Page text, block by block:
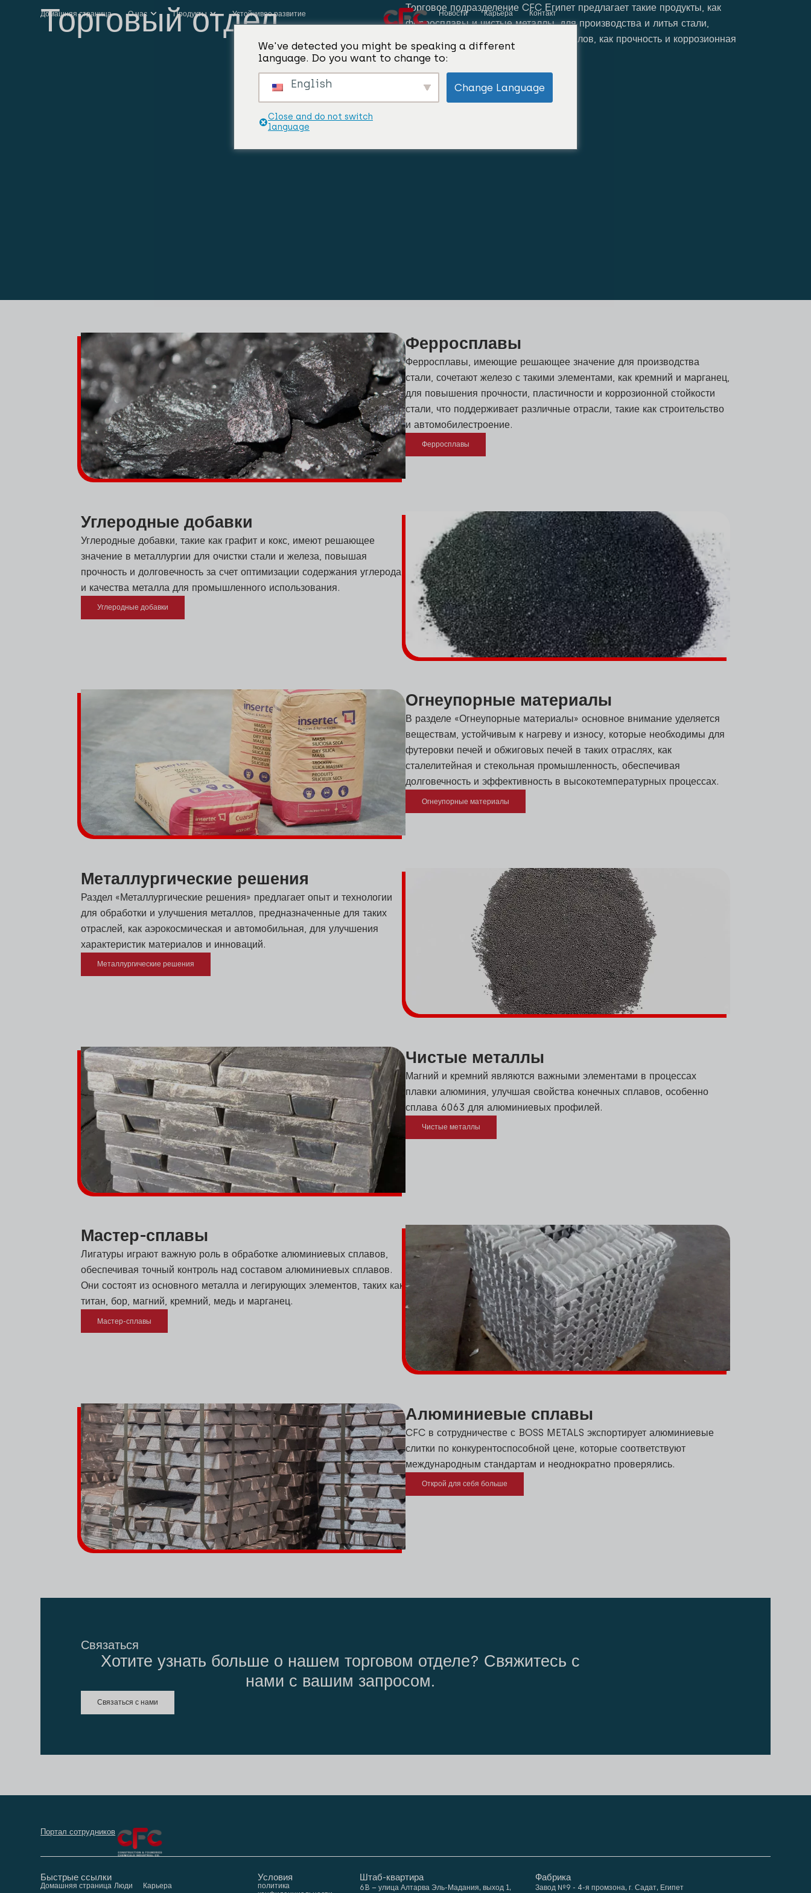
Домашняя страница О нас Продукты Устойчивое развитие Новости Карьера Контакт
Торговый отдел
Торговое подразделение CFC Египет предлагает такие продукты, как
ферросплавы и чистые металлы, для производства и литья стали,
улучшающие такие свойства материалов, как прочность и коррозионная
стойкость.
Ферросплавы
Ферросплавы, имеющие решающее значение для производства
стали, сочетают железо с такими элементами, как кремний и марганец,
для повышения прочности, пластичности и коррозионной стойкости
стали, что поддерживает различные отрасли, такие как строительство
и автомобилестроение.
Ферросплавы
Углеродные добавки
Углеродные добавки, такие как графит и кокс, имеют решающее
значение в металлургии для очистки стали и железа, повышая
прочность и долговечность за счет оптимизации содержания углерода
и качества металла для промышленного использования.
Углеродные добавки
Огнеупорные материалы
В разделе «Огнеупорные материалы» основное внимание уделяется
веществам, устойчивым к нагреву и износу, которые необходимы для
футеровки печей и обжиговых печей в таких отраслях, как
сталелитейная и стекольная промышленность, обеспечивая
долговечность и эффективность в высокотемпературных процессах.
Огнеупорные материалы
Металлургические решения
Раздел «Металлургические решения» предлагает опыт и технологии
для обработки и улучшения металлов, предназначенные для таких
отраслей, как аэрокосмическая и автомобильная, для улучшения
характеристик материалов и инноваций.
Металлургические решения
Чистые металлы
Магний и кремний являются важными элементами в процессах
плавки алюминия, улучшая свойства конечных сплавов, особенно
сплава 6063 для алюминиевых профилей.
Чистые металлы
Мастер-сплавы
Лигатуры играют важную роль в обработке алюминиевых сплавов,
обеспечивая точный контроль над составом алюминиевых сплавов.
Они состоят из основного металла и легирующих элементов, таких как
титан, бор, магний, кремний, медь и марганец.
Мастер-сплавы
Алюминиевые сплавы
CFC в сотрудничестве с BOSS METALS экспортирует алюминиевые
слитки по конкурентоспособной цене, которые соответствуют
международным стандартам и неоднократно проверялись.
Открой для себя больше
Связаться
Хотите узнать больше о нашем торговом отделе? Свяжитесь с
нами с вашим запросом.
Связаться с нами
Портал сотрудников
Быстрые ссылки
Домашняя страница Люди Карьера
Условия
политика
Штаб-квартира
6B – улица Алтарва Эль-Мадания, выход 1,
Фабрика
Завод №9 - 4-я промзона, г. Садат, Египет
We've detected you might be speaking a different
language. Do you want to change to:
English Change Language
Close and do not switch
language